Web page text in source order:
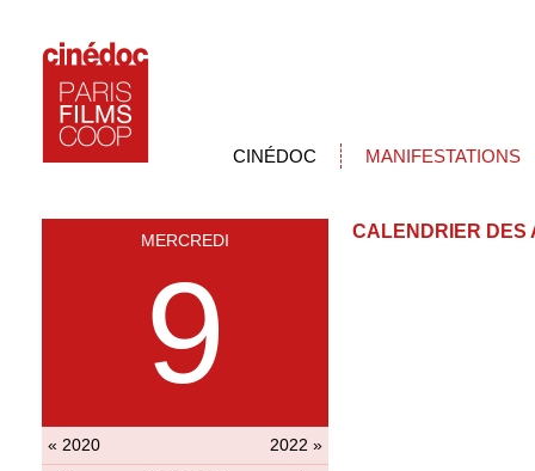
CINÉDOC MANIFESTATIONS
MERCREDI
9
« 2020
2022 »
CALENDRIER DES